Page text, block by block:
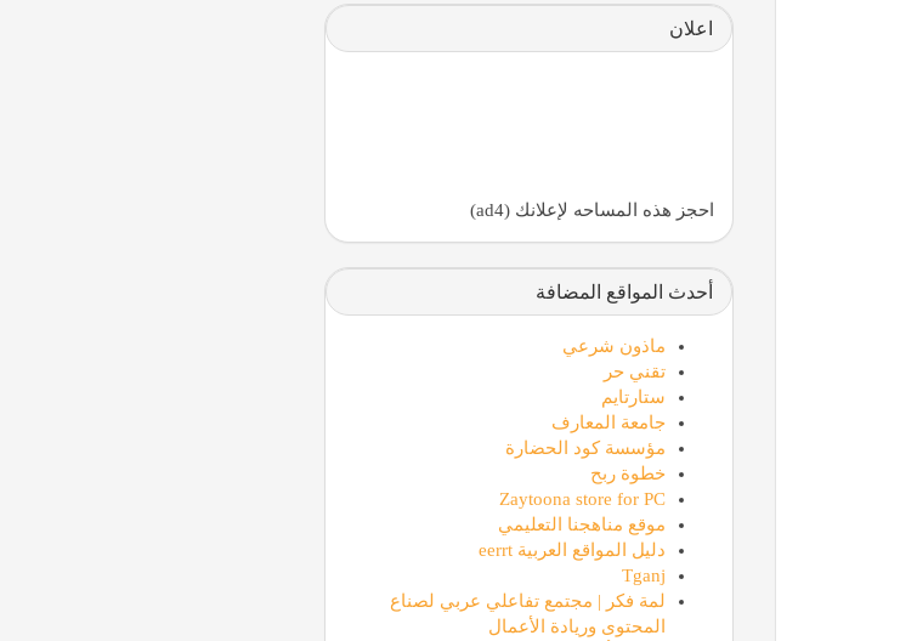
اعلان
احجز هذه المساحه لإعلانك (ad4)
أحدث المواقع المضافة
ماذون شرعي
تقني حر
ستارتايم
جامعة المعارف
مؤسسة كود الحضارة
خطوة ربح
Zaytoona store for PC
موقع مناهجنا التعليمي
دليل المواقع العربية eerrt
Tganj
لمة فكر | مجتمع تفاعلي عربي لصناع
المحتوى وريادة الأعمال